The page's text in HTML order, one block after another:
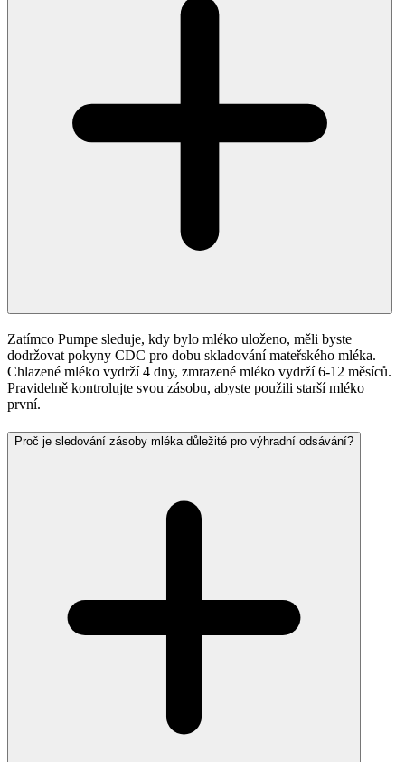
Zatímco Pumpe sleduje, kdy bylo mléko uloženo, měli byste
dodržovat pokyny CDC pro dobu skladování mateřského mléka.
Chlazené mléko vydrží 4 dny, zmrazené mléko vydrží 6-12 měsíců.
Pravidelně kontrolujte svou zásobu, abyste použili starší mléko
první.
Proč je sledování zásoby mléka důležité pro výhradní odsávání?